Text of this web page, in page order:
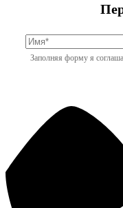
Заполняя форму я